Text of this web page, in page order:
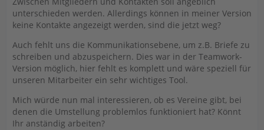
unterschieden werden. Allerdings können in meiner Version
keine Kontakte angezeigt werden, sind die jetzt weg?
Auch fehlt uns die Kommunikationsebene, um z.B. Briefe zu
schreiben und abzuspeichern. Dies war in der Teamwork-
Version möglich, hier fehlt es komplett und wäre speziell für
unseren Mitarbeiter ein sehr wichtiges Tool.
Mich würde nun mal interessieren, ob es Vereine gibt, bei
denen die Umstellung problemlos funktioniert hat? Könnt
Ihr anständig arbeiten?